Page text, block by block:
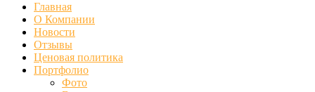
Главная
О Компании
Новости
Отзывы
Ценовая политика
Портфолио
Фото